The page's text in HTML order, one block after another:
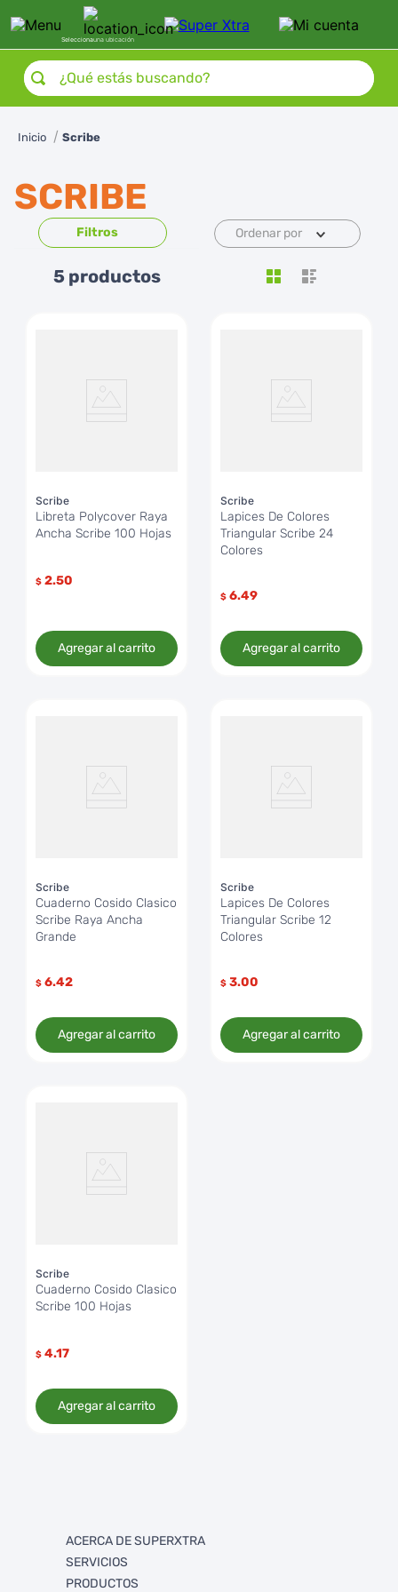
Seleccionauna ubicación
¿Qué estás buscando?
Scribe
SCRIBE
Ordenar por
5 productos
Scribe
Libreta Polycover Raya
Ancha Scribe 100 Hojas
$ 2.50
Agregar al carrito
Scribe
Lapices De Colores
Triangular Scribe 24
Colores
$ 6.49
Agregar al carrito
Scribe
Cuaderno Cosido Clasico
Scribe Raya Ancha
Grande
$ 6.42
Agregar al carrito
Scribe
Lapices De Colores
Triangular Scribe 12
Colores
$ 3.00
Agregar al carrito
Scribe
Cuaderno Cosido Clasico
Scribe 100 Hojas
$ 4.17
Agregar al carrito
ACERCA DE SUPERXTRA
Quienes somos
Trabaja con Nosotros
SERVICIOS
FullXtra
PRODUCTOS